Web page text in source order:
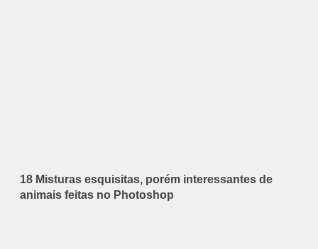
18 Misturas esquisitas, porém interessantes de
animais feitas no Photoshop